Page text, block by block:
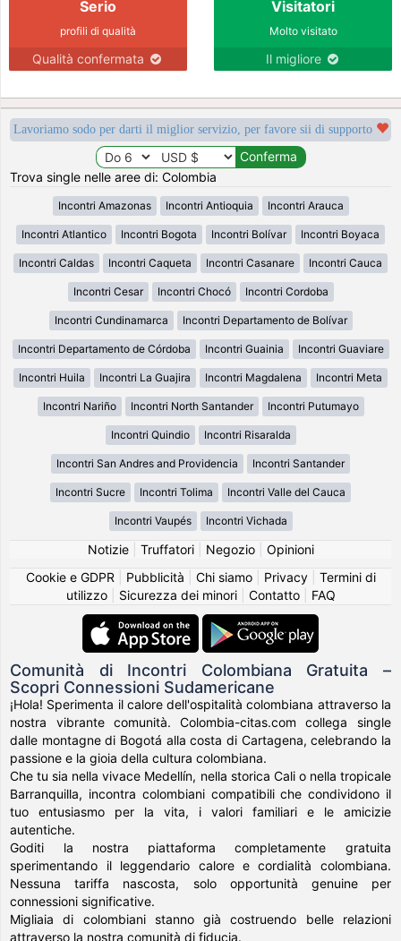
Serio
profili di qualità
Qualità confermata
Visitatori
Molto visitato
Il migliore
Lavoriamo sodo per darti il miglior servizio, per favore sii di supporto
Trova single nelle aree di: Colombia
Incontri Amazonas Incontri Antioquia Incontri Arauca
Incontri Atlantico Incontri Bogota Incontri Bolívar Incontri Boyaca
Incontri Caldas Incontri Caqueta Incontri Casanare Incontri Cauca
Incontri Cesar Incontri Chocó Incontri Cordoba
Incontri Cundinamarca Incontri Departamento de Bolívar
Incontri Departamento de Córdoba Incontri Guainia Incontri Guaviare
Incontri Huila Incontri La Guajira Incontri Magdalena Incontri Meta
Incontri Nariño Incontri North Santander Incontri Putumayo
Incontri Quindio Incontri Risaralda
Incontri San Andres and Providencia Incontri Santander
Incontri Sucre Incontri Tolima Incontri Valle del Cauca
Incontri Vaupés Incontri Vichada
Notizie| Truffatori| Negozio| Opinioni
Cookie e GDPR
Pubblicità Chi siamo| Privacy| Termini di
utilizzo| Sicurezza dei minori| Contatto| FAQ
Comunità di Incontri Colombiana Gratuita –
Scopri Connessioni Sudamericane
¡Hola! Sperimenta il calore dell'ospitalità colombiana attraverso la
nostra vibrante comunità. Colombia-citas.com collega single
dalle montagne di Bogotá alla costa di Cartagena, celebrando la
passione e la gioia della cultura colombiana.
Che tu sia nella vivace Medellín, nella storica Cali o nella tropicale
Barranquilla, incontra colombiani compatibili che condividono il
tuo entusiasmo per la vita, i valori familiari e le amicizie
autentiche.
Goditi la nostra piattaforma completamente gratuita
sperimentando il leggendario calore e cordialità colombiana.
Nessuna tariffa nascosta, solo opportunità genuine per
connessioni significative.
Migliaia di colombiani stanno già costruendo belle relazioni
attraverso la nostra comunità di fiducia.